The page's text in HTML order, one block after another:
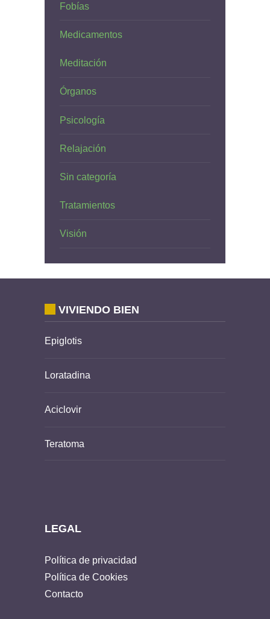
Fobías
Medicamentos
Meditación
Órganos
Psicología
Relajación
Sin categoría
Tratamientos
Visión
VIVIENDO BIEN
Epiglotis
Loratadina
Aciclovir
Teratoma
LEGAL
Política de privacidad
Política de Cookies
Contacto